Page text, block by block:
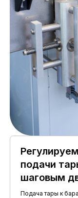
подачи
шаговым
Подача тары к